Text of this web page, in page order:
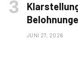
JUNI 27, 2026